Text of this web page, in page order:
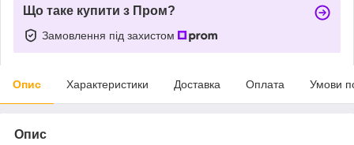
Що таке купити з Пром?
Замовлення під захистом
Опис Характеристики Доставка Оплата Умови
Опис